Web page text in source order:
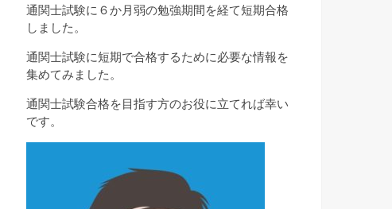
通関士試験に６か月弱の勉強期間を経て短期合格
しました。
通関士試験に短期で合格するために必要な情報を
集めてみました。
通関士試験合格を目指す方のお役に立てれば幸い
です。